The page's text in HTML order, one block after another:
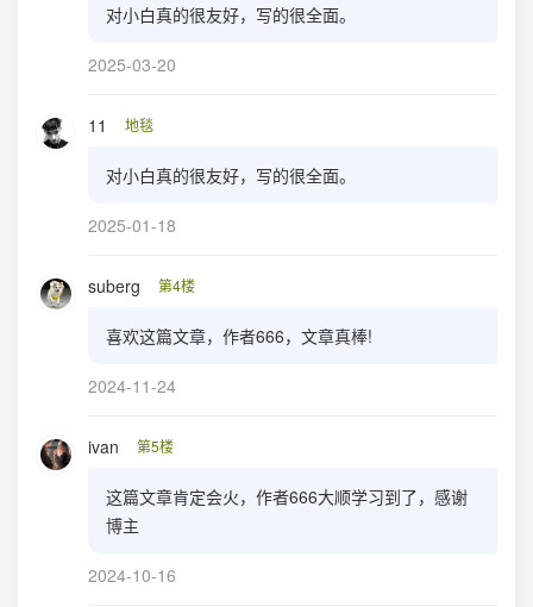
对小白真的很友好，写的很全面。
2025-03-20
11 地毯
对小白真的很友好，写的很全面。
2025-01-18
suberg 第4楼
喜欢这篇文章，作者666，文章真棒!
2024-11-24
ivan 第5楼
这篇文章肯定会火，作者666大顺学习到了，感谢
博主
2024-10-16